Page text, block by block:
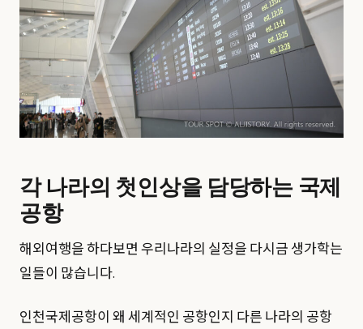
각 나라의 첫인상을 담당하는 국제
공항
해외여행을 하다보면 우리나라의 실정을 다시금 생가학는
일들이 많습니다.
인천국제공항이 왜 세계적인 공항인지 다른 나라의 공항